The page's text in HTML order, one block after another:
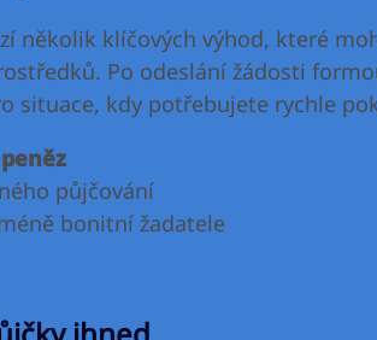
několik klíčových výhod, které
Po odeslání žádosti
situace, kdy potřebujete rychle
půjčování
bonitní žadatele